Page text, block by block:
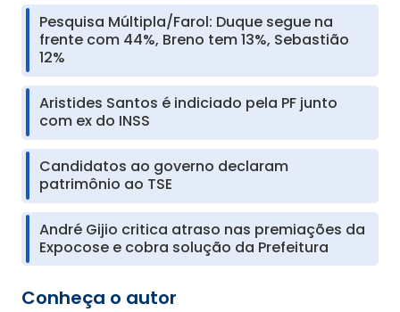
Pesquisa Múltipla/Farol: Duque segue na
frente com 44%, Breno tem 13%, Sebastião
12%
Aristides Santos é indiciado pela PF junto
com ex do INSS
Candidatos ao governo declaram
patrimônio ao TSE
André Gijio critica atraso nas premiações da
Expocose e cobra solução da Prefeitura
Conheça o autor